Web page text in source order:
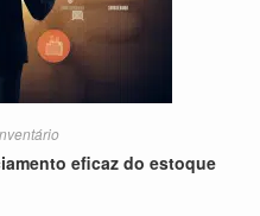
eficaz do estoque